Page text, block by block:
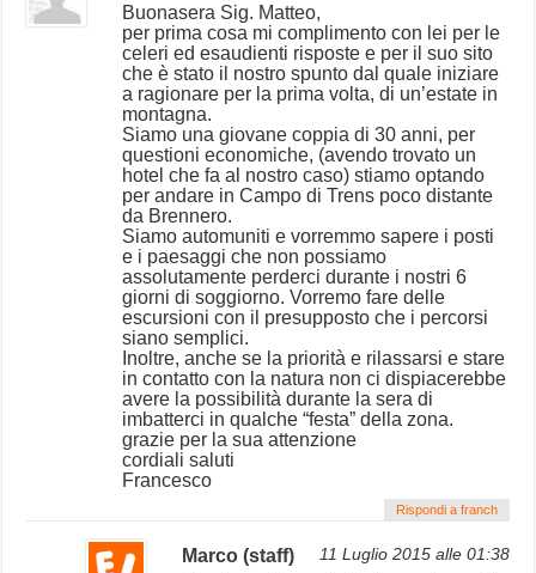
Buonasera Sig. Matteo,
per prima cosa mi complimento con lei per le
celeri ed esaudienti risposte e per il suo sito
che è stato il nostro spunto dal quale iniziare
a ragionare per la prima volta, di un’estate in
montagna.
Siamo una giovane coppia di 30 anni, per
questioni economiche, (avendo trovato un
hotel che fa al nostro caso) stiamo optando
per andare in Campo di Trens poco distante
da Brennero.
Siamo automuniti e vorremmo sapere i posti
e i paesaggi che non possiamo
assolutamente perderci durante i nostri 6
giorni di soggiorno. Vorremo fare delle
escursioni con il presupposto che i percorsi
siano semplici.
Inoltre, anche se la priorità e rilassarsi e stare
in contatto con la natura non ci dispiacerebbe
avere la possibilità durante la sera di
imbatterci in qualche “festa” della zona.
grazie per la sua attenzione
cordiali saluti
Francesco
Rispondi a franch
Marco (staff) 11 Luglio 2015 alle 01:38